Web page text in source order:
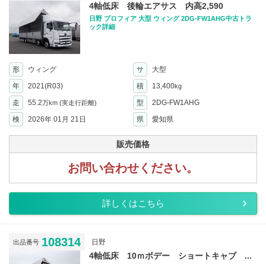
4軸低床 後輪エアサス 内高2,590
日野 プロフィア 大型 ウィング 2DG-FW1AHG中古トラ
ック詳細
形 ウィング サ
大型
年
2021(R03) 積 13,400kg
走 55.2万km (実走行距離) 型
2DG-FW1AHG
検
2026年 01月 21日 県 愛知県
販売価格
お問い合わせください。
詳しくはこちら
出品番号 108314 日野
4軸低床 10ｍボデー ショートキャブ ...